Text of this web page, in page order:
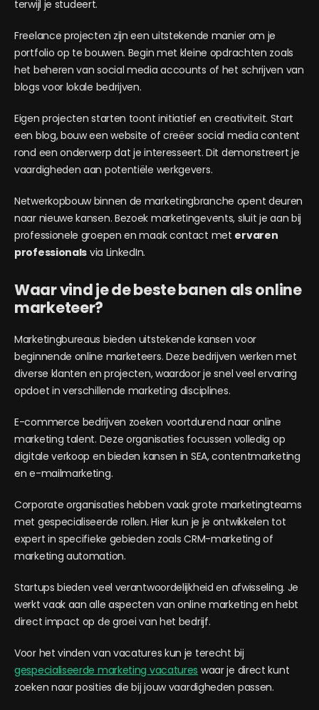
terwijl je studeert.
Freelance projecten zijn een uitstekende manier om je
portfolio op te bouwen. Begin met kleine opdrachten zoals
het beheren van social media accounts of het schrijven van
blogs voor lokale bedrijven.
Eigen projecten starten toont initiatief en creativiteit. Start
een blog, bouw een website of creëer social media content
rond een onderwerp dat je interesseert. Dit demonstreert je
vaardigheden aan potentiële werkgevers.
Netwerkopbouw binnen de marketingbranche opent deuren
naar nieuwe kansen. Bezoek marketingevents, sluit je aan bij
professionele groepen en maak contact met ervaren
professionals via LinkedIn.
Waar vind je de beste banen als online
marketeer?
Marketingbureaus bieden uitstekende kansen voor
beginnende online marketeers. Deze bedrijven werken met
diverse klanten en projecten, waardoor je snel veel ervaring
opdoet in verschillende marketing disciplines.
E-commerce bedrijven zoeken voortdurend naar online
marketing talent. Deze organisaties focussen volledig op
digitale verkoop en bieden kansen in SEA, contentmarketing
en e-mailmarketing.
Corporate organisaties hebben vaak grote marketingteams
met gespecialiseerde rollen. Hier kun je je ontwikkelen tot
expert in specifieke gebieden zoals CRM-marketing of
marketing automation.
Startups bieden veel verantwoordelijkheid en afwisseling. Je
werkt vaak aan alle aspecten van online marketing en hebt
direct impact op de groei van het bedrijf.
Voor het vinden van vacatures kun je terecht bij
gespecialiseerde marketing vacatures waar je direct kunt
zoeken naar posities die bij jouw vaardigheden passen.